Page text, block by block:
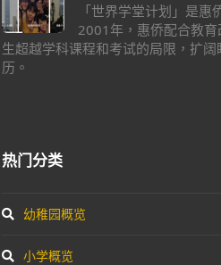
「世界学堂计划」是
2001年，惠侨配合教
生超越学科课程和考试的局限，扩
历。
热门分类
幼稚园概览
小学概览